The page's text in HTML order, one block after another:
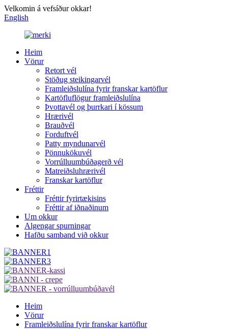
Velkomin á vefsíður okkar!
English
Heim
Vörur
Retort vél
Stöðug steikingarvél
Framleiðslulína fyrir franskar kartöflur
Kartöfluflögur framleiðslulína
Þvottavél og þurrkari í kössum
Hrærivél
Brauðvél
Forduftvél
Patty myndunarvél
Pönnukökuvél
Vorrúlluumbúðagerð vél
Matreiðsluhrærivél
Franskar kartöflur
Fréttir
Fréttir fyrirtækisins
Fréttir af iðnaðinum
Um okkur
Algengar spurningar
Hafðu samband við okkur
Heim
Vörur
Framleiðslulína fyrir franskar kartöflur